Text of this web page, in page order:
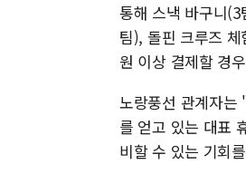
통해 스낵 바구니
팀), 돌핀 크루즈
원 이상 결제할 경
노랑풍선 관계자는
를 얻고 있는 대표
비할 수 있는 기회